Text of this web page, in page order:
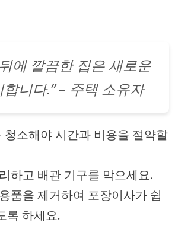
에 깔끔한 집은 새로운
니다.” – 주택 소유자
소해야 시간과 비용을 절약할
하고 배관 기구를 막으세요.
품을 제거하여 포장이사가 쉽
록 하세요.